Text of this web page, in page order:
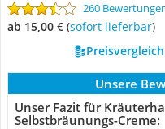
260
ab 15,00 € ( Sofort lieferbar)
Unsere
Unser Fazit für
Selbstbräunungs-Creme: